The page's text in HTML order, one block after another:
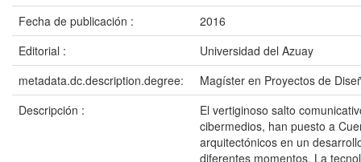
Fecha de publicación :
2016
Editorial :
Universidad del Azuay
metadata.dc.description.degree:
Magíster en Proyectos de
Descripción :
El vertiginoso salto
cibermedios, han puesto a
arquitectónicos en un
diferentes momentos. La